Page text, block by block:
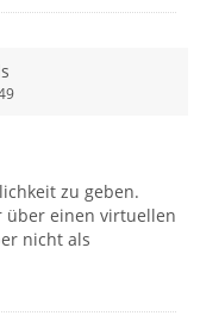
zu geben.
über einen virtuellen
nicht als